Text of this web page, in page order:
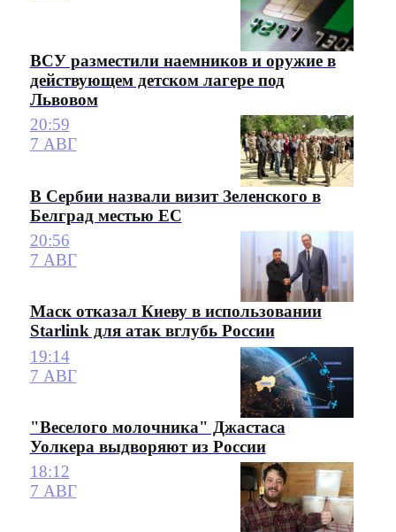
ВСУ разместили наемников и оружие в
действующем детском лагере под
Львовом
20:59
7 АВГ
В Сербии назвали визит Зеленского в
Белград местью ЕС
20:56
7 АВГ
Маск отказал Киеву в использовании
Starlink для атак вглубь России
19:14
7 АВГ
"Веселого молочника" Джастаса
Уолкера выдворяют из России
18:12
7 АВГ